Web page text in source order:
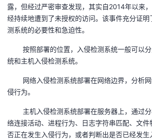
发
者
我
的
客
我
论
的
我
露，但经过严密审查发现，其实自2014年以来
经持续地遭到了未授权的访问。该事件充分证
测系统的必要性和急迫性。
按照部署的位置，入侵检测系统一般可以
统和主机入侵检测系统。
网络入侵检测系统部署在网络边界，分析
侵行为。
主机入侵检测系统部署在服务器上，通过
络连接活动、进程行为、日志字符串匹配、文
否正在发生入侵行为，或者判断出是否已经发生